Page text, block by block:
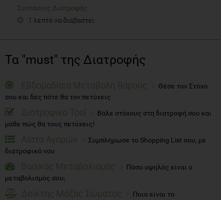
Συστάσεις Διατροφής
1 λεπτό να διαβαστεί
Τα "must" της Διατροφής
Εβδομαδίαια Μεταβολή Βάρους
Θέσε τον Στόχο
σου και δες πότε θα τον πετύχεις
Διατροφικό Tool
Βάλε στόχους στη διατροφή σου και
μάθε πώς θα τους πετύχεις!
Λίστα Αγορών
Συμπλήρωσε το Shopping List σου, με
διατροφικό νου
Βασικός Μεταβολισμός
Πόσο υψηλός είναι ο
μεταβολισμός σου;
Δείκτης Μάζας Σώματος
Ποιο είναι το